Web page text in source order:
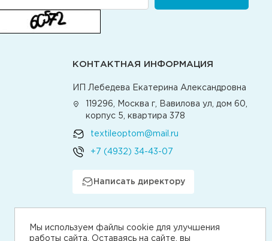
Мы используем файлы cookie для улучшения
работы сайта. Оставаясь на сайте, вы
КОНТАКТНАЯ ИНФОРМАЦИЯ
ИП Лебедева Екатерина Александровна
119296, Москва г, Вавилова ул, дом 60,
корпус 5, квартира 378
textileoptom@mail.ru
+7 (4932) 34-43-07
Написать директору